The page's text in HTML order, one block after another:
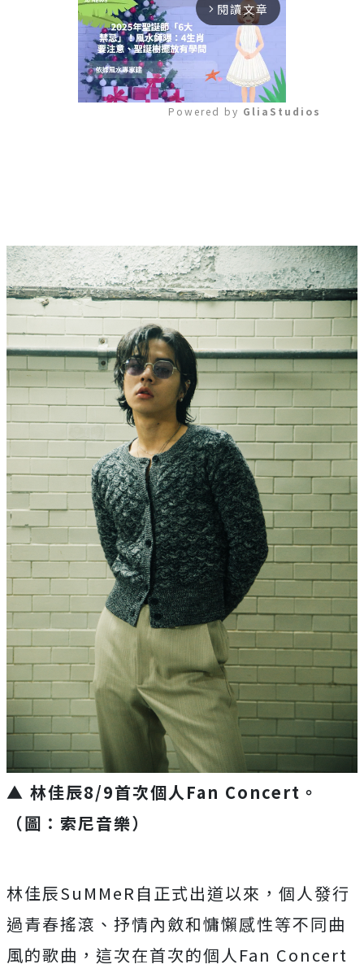
arrow_forward_ios 閱讀文章
Powered by GliaStudios
▲ 林佳辰8/9首次個人Fan Concert。
（圖：索尼音樂）
林佳辰SuMMeR 自正式出道以來，個人發行
過青春搖滾、 抒情內斂和慵懶感性等不同曲
風的歌曲，這次在首次的個人 Fan Concert